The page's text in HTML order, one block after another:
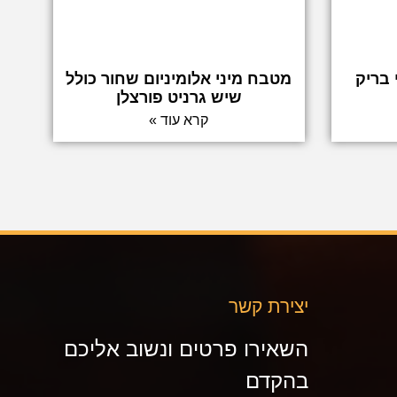
מטבח מיני אלומיניום שחור כולל
שיש גרניט פורצלן
קרא עוד »
יצירת קשר
השאירו פרטים ונשוב אליכם
בהקדם